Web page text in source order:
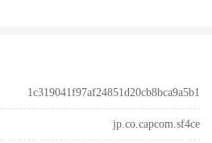
1c319041f97af24851d20cb8bca9a5b1
jp.co.capcom.sf4ce